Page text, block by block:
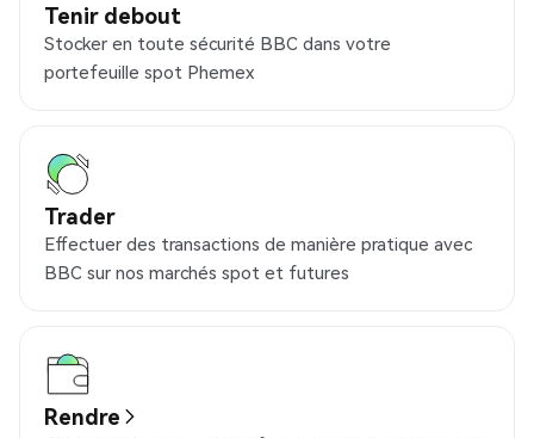
Tenir debout
Stocker en toute sécurité BBC dans votre
portefeuille spot Phemex
Trader
Effectuer des transactions de manière pratique avec
BBC sur nos marchés spot et futures
Rendre